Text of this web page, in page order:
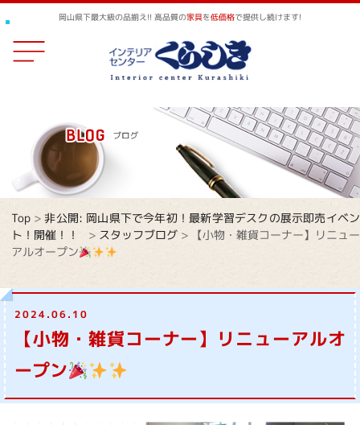
岡山県下最大級の品揃え!! 高品質の家具を低価格で提供し続けます!
Top >非公開: 岡山県下で今年初！最新学習デスクの展示即売イベン
ト！開催！！
> スタッフブログ >
【小物・雑貨コーナー】リニュー
アルオープン
2024.06.10
【小物・雑貨コーナー】リニューアルオ
ープン